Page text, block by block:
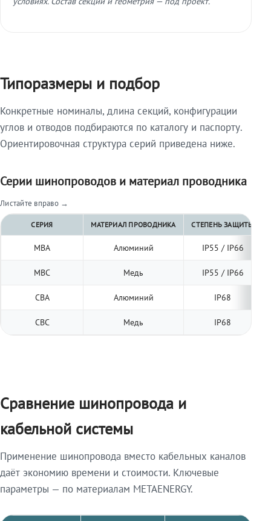
Типоразмеры и подбор
Конкретные номиналы, длина секций, конфигурации
углов и отводов подбираются по каталогу и паспорту.
Ориентировочная структура серий приведена ниже.
Серии шинопроводов и материал проводника
Листайте вправо →
СЕРИЯ МАТЕРИАЛ ПРОВОДНИКА СТЕПЕНЬ ЗАЩИТЫ
МВА Алюминий IP55 / IP66
МВС Медь IP55 / IP66
СВА Алюминий IP68
СВС Медь IP68
Сравнение шинопровода и
кабельной системы
Применение шинопровода вместо кабельных каналов
даёт экономию времени и стоимости. Ключевые
параметры — по материалам METAENERGY.